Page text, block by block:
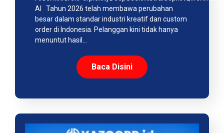
AI Tahun 2026 telah membawa perubahan
besar dalam standar industri kreatif dan custom
order di Indonesia. Pelanggan kini tidak hanya
menuntut hasil…
Baca Disini